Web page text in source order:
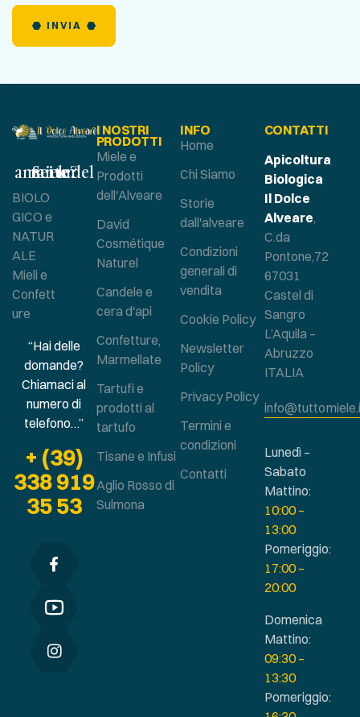
INVIA
I NOSTRI
PRODOTTI
Miele e
Prodotti
dell'Alveare
David
Cosmétique
Naturel
Candele e
cera d'api
Confetture,
Marmellate
Tartufi e
prodotti al
tartufo
Tisane e Infusi
Aglio Rosso di
Sulmona
INFO
Home
Chi Siamo
Storie
dall'alveare
Condizioni
generali di
vendita
Cookie Policy
Newsletter
Policy
Privacy Policy
Termini e
condizioni
Contatti
Sei un amante del miele?
BIOLO
GICO e
NATUR
ALE
Mieli e
Confett
ure
“Hai delle
domande?
Chiamaci al
numero di
telefono…”
+ (39)
338 919
35 53
CONTATTI
Apicoltura
Biologica
Il Dolce
Alveare,
C.da
Pontone,72
67031
Castel di
Sangro
L’Aquila –
Abruzzo
ITALIA
Lunedì –
Sabato
Mattino:
10:00 –
13:00
Pomeriggio:
17:00 –
20:00
Domenica
Mattino:
09:30 –
13:30
Pomeriggio: